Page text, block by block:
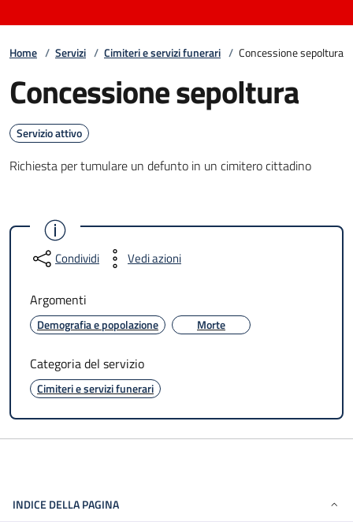
Home / Servizi / Cimiteri e servizi funerari / Concessione sepoltura
Concessione sepoltura
Servizio attivo
Richiesta per tumulare un defunto in un cimitero cittadino
Condividi Vedi azioni
Argomenti
Demografia e popolazione Morte
Categoria del servizio
Cimiteri e servizi funerari
INDICE DELLA PAGINA